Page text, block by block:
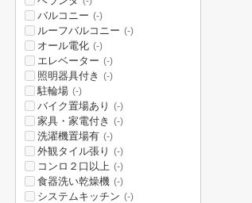
バルコニー (-)
ルーフバルコニー (-)
オール電化 (-)
エレベーター (-)
照明器具付き (-)
駐輪場 (-)
バイク置場あり (-)
家具・家電付き (-)
洗濯機置場有 (-)
外観タイル張り (-)
コンロ２口以上 (-)
食器洗い乾燥機 (-)
システムキッチン (-)